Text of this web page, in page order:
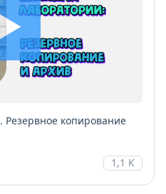
копирование
1,1 К